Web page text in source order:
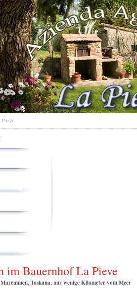
Pieve
im Bauernhof La Pieve
Toskana, nur wenige Kilometer vom Meer